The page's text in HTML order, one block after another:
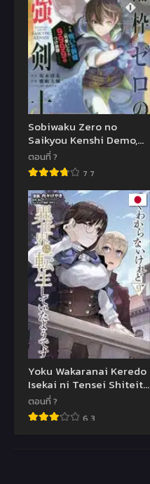
Sobiwaku Zero no
Saikyou Kenshi Demo,
Noroi no Soubi (kawaii)
Nara 9999-ko Tsuke
Houdai
ตอนที่ ?
7.7
Yoku Wakaranai Keredo
Isekai ni Tensei Shiteita
You Desu
ตอนที่ ?
6.3